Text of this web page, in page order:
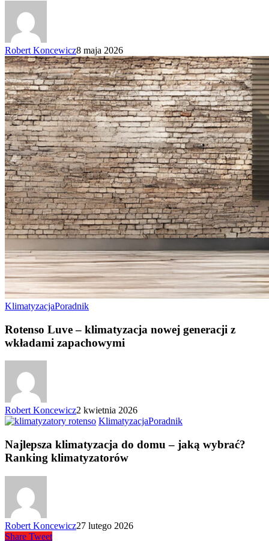
Robert Koncewicz8 maja 2026
KlimatyzacjaPoradnik
Rotenso Luve – klimatyzacja nowej generacji z
wkładami zapachowymi
Robert Koncewicz2 kwietnia 2026
KlimatyzacjaPoradnik
Najlepsza klimatyzacja do domu – jaką wybrać?
Ranking klimatyzatorów
Robert Koncewicz27 lutego 2026
Share Tweet